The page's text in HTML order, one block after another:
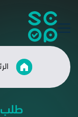
طلب